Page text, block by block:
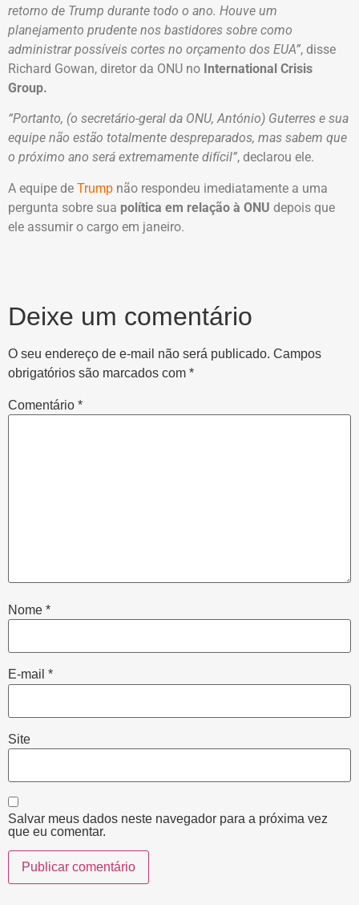
retorno de Trump durante todo o ano. Houve um
planejamento prudente nos bastidores sobre como
administrar possíveis cortes no orçamento dos EUA”, disse
Richard Gowan, diretor da ONU no International Crisis
Group.
“Portanto, (o secretário-geral da ONU, António) Guterres e sua
equipe não estão totalmente despreparados, mas sabem que
o próximo ano será extremamente difícil”, declarou ele.
A equipe de Trump não respondeu imediatamente a uma
pergunta sobre sua política em relação à ONU depois que
ele assumir o cargo em janeiro.
Deixe um comentário
O seu endereço de e-mail não será publicado. Campos
obrigatórios são marcados com *
Comentário *
Nome *
E-mail *
Site
Salvar meus dados neste navegador para a próxima vez
que eu comentar.